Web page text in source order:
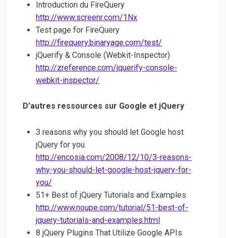
Introduction du FireQuery
http://www.screenr.com/1Nx
Test page for FireQuery
http://firequery.binaryage.com/test/
jQuerify & Console (Webkit-Inspector)
http://zreference.com/jquerify-console-
webkit-inspector/
D’autres ressources sur Google et jQuery
3 reasons why you should let Google host
jQuery for you
http://encosia.com/2008/12/10/3-reasons-
why-you-should-let-google-host-jquery-for-
you/
51+ Best of jQuery Tutorials and Examples
http://www.noupe.com/tutorial/51-best-of-
jquery-tutorials-and-examples.html
8 jQuery Plugins That Utilize Google APIs